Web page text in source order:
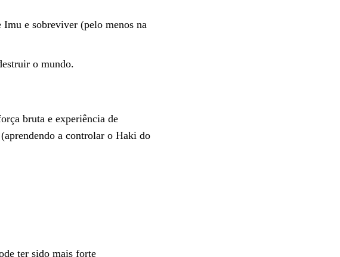
e sobreviver (pelo menos na
o mundo.
bruta e experiência de
a controlar o Haki do
ter sido mais forte